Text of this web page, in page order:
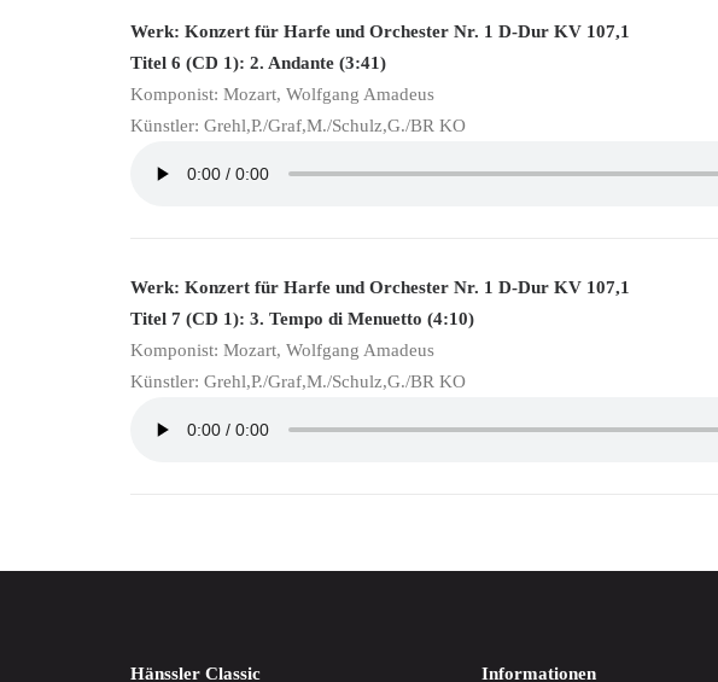
Werk: Konzert für Harfe und Orchester Nr. 1 D-Dur KV 107,1
Titel 6 (CD 1): 2. Andante (3:41)
Komponist: Mozart, Wolfgang Amadeus
Künstler: Grehl,P./Graf,M./Schulz,G./BR KO
Werk: Konzert für Harfe und Orchester Nr. 1 D-Dur KV 107,1
Titel 7 (CD 1): 3. Tempo di Menuetto (4:10)
Komponist: Mozart, Wolfgang Amadeus
Künstler: Grehl,P./Graf,M./Schulz,G./BR KO
Hänssler Classic Informationen